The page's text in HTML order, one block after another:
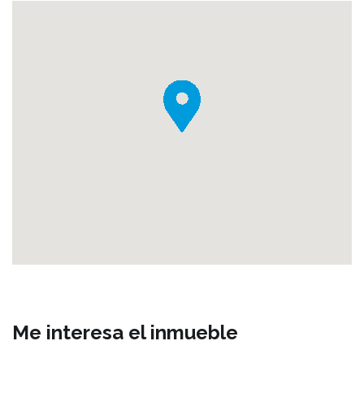
Me interesa el inmueble